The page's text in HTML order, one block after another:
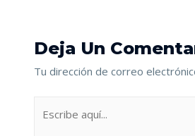
Deja Un
Tu dirección de correo